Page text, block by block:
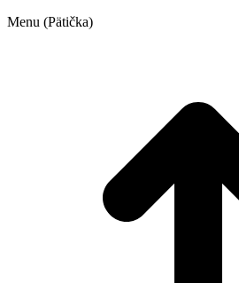
Menu (Pätička)